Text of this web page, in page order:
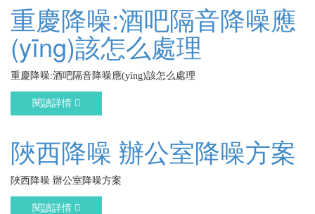
重慶降噪:酒吧隔音降噪應
(yīng)該怎么處理
重慶降噪:酒吧隔音降噪應(yīng)該怎么處理
閱讀詳情
陜西降噪 辦公室降噪方案
陜西降噪 辦公室降噪方案
閱讀詳情